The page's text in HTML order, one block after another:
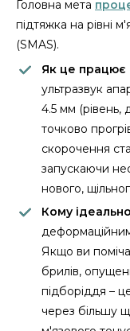
Головна мета
підтяжка на рівні
(SMAS).
Як це працює
ультразвук
4.5 мм (рівень,
точково
скорочення
запускаючи
нового,
Кому
Якщо ви
брилів,
підборіддя –
через більшу